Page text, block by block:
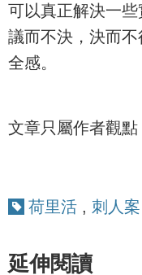
可以真正解決一
議而不決，決而
全感。
文章只屬作者觀點
荷里活 , 刺人案
延伸閱讀